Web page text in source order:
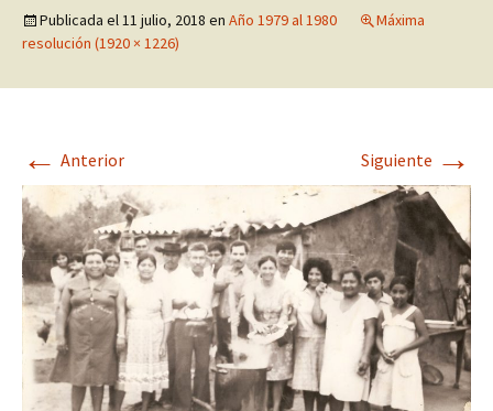
Publicada el11 julio, 2018 en Año 1979 al 1980
Máxima
resolución (1920 × 1226)
← Anterior Siguiente →